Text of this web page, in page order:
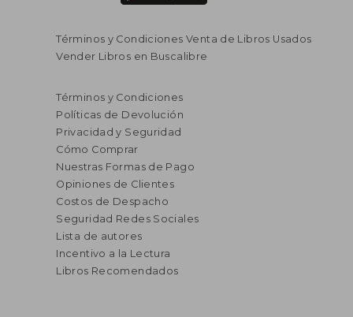
Términos y Condiciones Venta de Libros Usados
Vender Libros en Buscalibre
Términos y Condiciones
Políticas de Devolución
Privacidad y Seguridad
Cómo Comprar
Nuestras Formas de Pago
Opiniones de Clientes
Costos de Despacho
Seguridad Redes Sociales
Lista de autores
Incentivo a la Lectura
Libros Recomendados